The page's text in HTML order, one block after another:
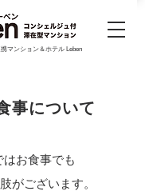
マンション＆ホテル Leben
事について
はお食事でも
がございます。